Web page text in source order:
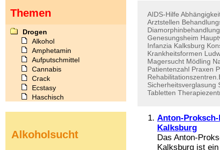
AIDS-Hilfe
Arztstellen
Diamorphinbehandlung
Genesungsheim
Infanzia Kalksburg
Krankheitsformen
Magersucht Mödling
Patientenzahl Praxen
Sicherheitsverglasung
Tabletten
Anton-
Kalksburg
Das Anton-
Kalksburg ist
Themen
Drogen
Alkohol
Amphetamin
Aufputschmittel
Cannabis
Crack
Ecstasy
Haschisch
Kokain
Alkoholsucht